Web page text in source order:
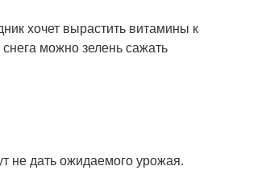
хочет вырастить витамины к
можно зелень сажать
не дать ожидаемого урожая.